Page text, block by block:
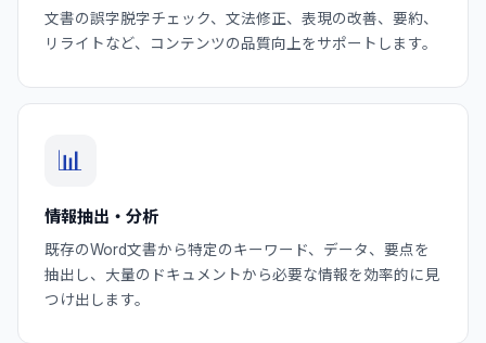
文書の誤字脱字チェック、文法修正、表現の改善、要約、
リライトなど、コンテンツの品質向上をサポートします。
📊
情報抽出・分析
既存のWord文書から特定のキーワード、データ、要点を
抽出し、大量のドキュメントから必要な情報を効率的に見
つけ出します。